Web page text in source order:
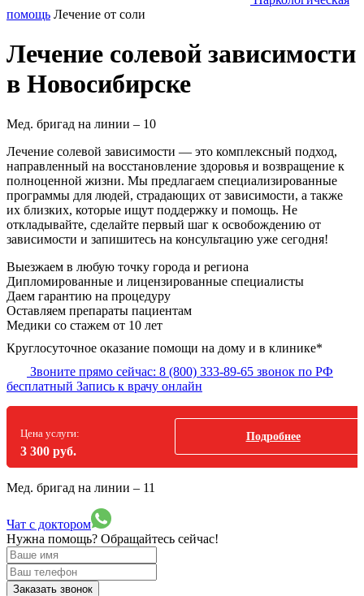
помощь Лечение от соли
Лечение солевой зависимости
в Новосибирске
Мед. бригад на линии – 10
Лечение солевой зависимости — это комплексный подход,
направленный на восстановление здоровья и возвращение к
полноценной жизни. Мы предлагаем специализированные
программы для людей, страдающих от зависимости, а также
их близких, которые ищут поддержку и помощь. Не
откладывайте, сделайте первый шаг к освобождению от
зависимости и запишитесь на консультацию уже сегодня!
Выезжаем в любую точку города и региона
Дипломированные и лицензированные специалисты
Даем гарантию на процедуру
Оставляем препараты пациентам
Медики со стажем от 10 лет
Круглосуточное оказание помощи на дому и в клинике*
Звоните прямо сейчас: 8 (800) 333-89-65 звонок по РФ
бесплатный Запись к врачу онлайн
Цена услуги:
3 300 руб.
Подробнее
Мед. бригад на линии – 11
Чат с доктором
Нужна помощь? Обращайтесь сейчас!
Заказать звонок